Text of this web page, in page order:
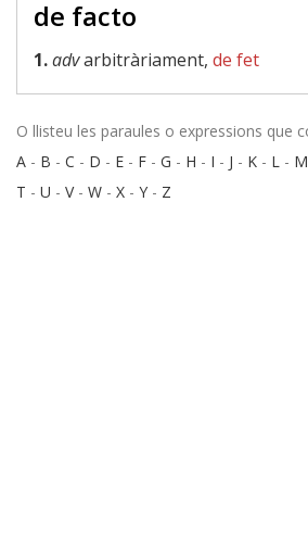
de facto
1.advarbitràriament, de fet
O llisteu les paraules o expressions que
A - B - C - D - E - F - G - H - I - J - K - L - M
T - U - V- W - X - Y - Z